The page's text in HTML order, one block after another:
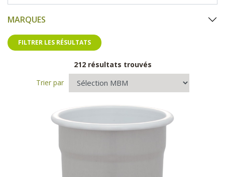
MARQUES
FILTRER LES RÉSULTATS
212 résultats trouvés
Trier par